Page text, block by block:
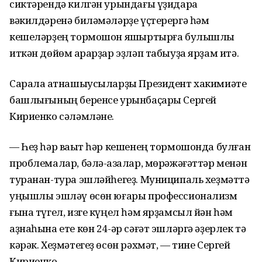
сиктәрендә килгән урындағы үҙидара
вәкилдәренә биләмәләрҙе үҫтерергә һәм
кешеләрҙең тормошон яҡшыртырға булышлыҡ
иткән дөйөм ҡарарҙар эҙләп табыуҙа ярҙам итә.
Сарала ҡатнашыусыларҙы Президент хакимиәте
башлығының беренсе урынбаҫары Сергей
Кириенко сәләмләне.
— Һеҙ һәр ваҡыт һәр кешенең тормошонда булған
проблемалар, бәлә-ҡазалар, мөрәжәғәттәр менән
туранан-тура эшләйһегеҙ. Муниципаль хеҙмәттә
уңышлы эшләү өсөн юғары профессионализм
ғына түгел, изге күңел һәм ярҙамсыл йән һәм
аҙнаһына ете көн 24-әр сәғәт эшләргә әҙерлек тә
кәрәк. Хеҙмәтегеҙ өсөн рәхмәт, — тине Сергей